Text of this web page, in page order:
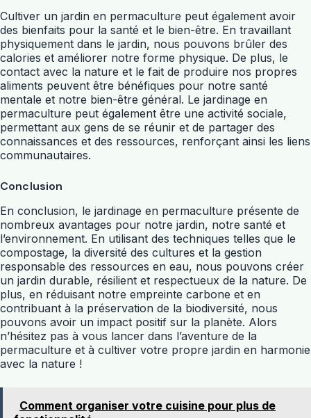
Cultiver un jardin en permaculture peut également avoir
des bienfaits pour la santé et le bien-être. En travaillant
physiquement dans le jardin, nous pouvons brûler des
calories et améliorer notre forme physique. De plus, le
contact avec la nature et le fait de produire nos propres
aliments peuvent être bénéfiques pour notre santé
mentale et notre bien-être général. Le jardinage en
permaculture peut également être une activité sociale,
permettant aux gens de se réunir et de partager des
connaissances et des ressources, renforçant ainsi les liens
communautaires.
Conclusion
En conclusion, le jardinage en permaculture présente de
nombreux avantages pour notre jardin, notre santé et
l’environnement. En utilisant des techniques telles que le
compostage, la diversité des cultures et la gestion
responsable des ressources en eau, nous pouvons créer
un jardin durable, résilient et respectueux de la nature. De
plus, en réduisant notre empreinte carbone et en
contribuant à la préservation de la biodiversité, nous
pouvons avoir un impact positif sur la planète. Alors
n’hésitez pas à vous lancer dans l’aventure de la
permaculture et à cultiver votre propre jardin en harmonie
avec la nature !
Comment organiser votre cuisine pour plus de